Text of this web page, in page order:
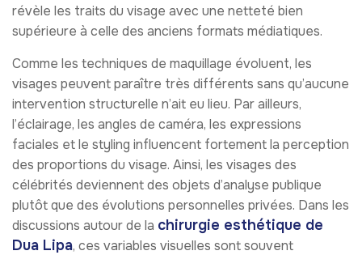
révèle les traits du visage avec une netteté bien
supérieure à celle des anciens formats médiatiques.
Comme les techniques de maquillage évoluent, les
visages peuvent paraître très différents sans qu’aucune
intervention structurelle n’ait eu lieu. Par ailleurs,
l’éclairage, les angles de caméra, les expressions
faciales et le styling influencent fortement la perception
des proportions du visage. Ainsi, les visages des
célébrités deviennent des objets d’analyse publique
plutôt que des évolutions personnelles privées. Dans les
discussions autour de la chirurgie esthétique de
Dua Lipa, ces variables visuelles sont souvent